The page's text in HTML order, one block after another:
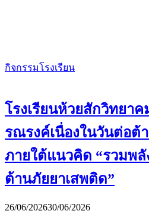
กิจกรรมโรงเรียน
โรงเรียนห้วยสักวิทยา
รณรงค์เนื่องในวันต่อต้
ภายใต้แนวคิด “รวมพลั
ต้านภัยยาเสพติด”
26/06/202630/06/2026